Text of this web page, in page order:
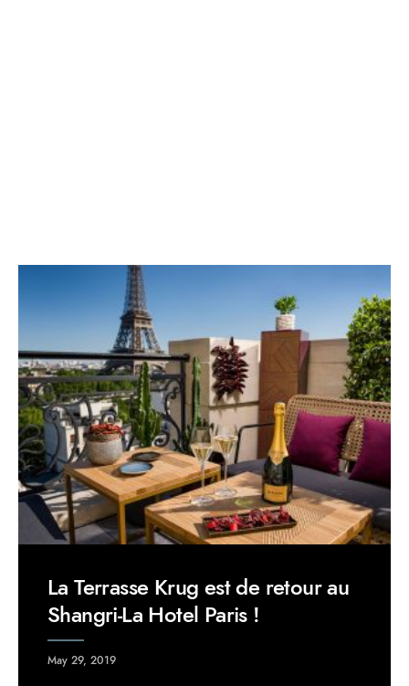
La Terrasse Krug est de retour au
Shangri-La Hotel Paris !
May 29, 2019